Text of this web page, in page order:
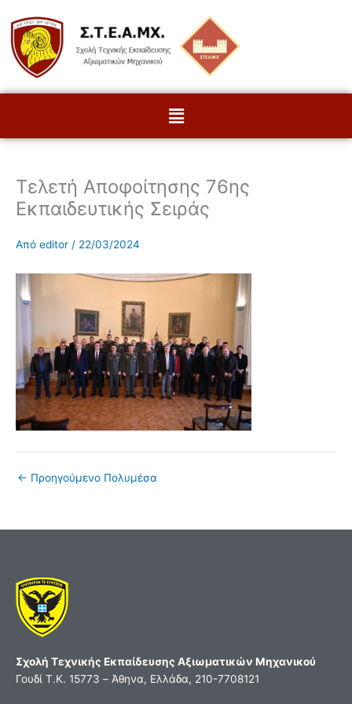
στο
περιεχόμενο
Menu
Τελετή Αποφοίτησης 76ης
Εκπαιδευτικής Σειράς
Από editor / 22/03/2024
← Προηγούμενο Πολυμέσα
Σχολή Τεχνικής Εκπαίδευσης Αξιωματικών Μηχανικού
Γουδί Τ.Κ. 15773 – Άθηνα, Ελλάδα, 210-7708121